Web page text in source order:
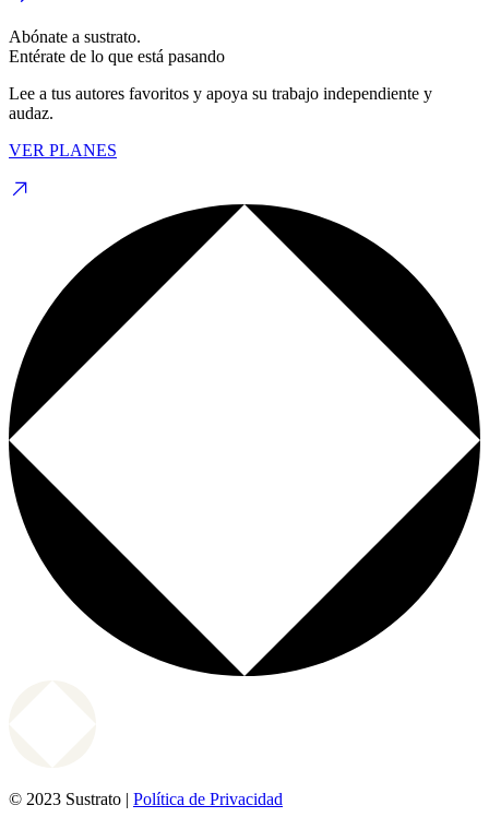
Abónate a sustrato.
Entérate de lo que está pasando
Lee a tus autores favoritos y apoya su trabajo independiente y
audaz.
VER PLANES
© 2023 Sustrato | Política de Privacidad